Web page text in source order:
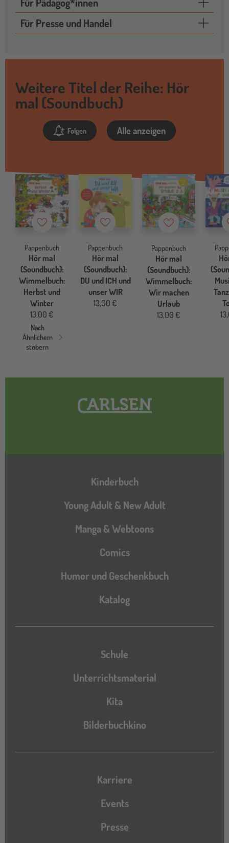
Für Presse und Handel
Weitere Titel der Reihe: Hör
mal (Soundbuch)
Folgen Alle anzeigen
Merkzettel
Pappenbuch
Hör mal
(Soundbuch):
Wimmelbuch:
Herbst und
Winter
13,00 €
Nach
Ähnlichem
stöbern
Merkzettel
Pappenbuch
Hör mal
(Soundbuch):
DU und ICH und
unser WIR
13,00 €
Merkzettel
Pappenbuch
Hör mal
(Soundbuch):
Wimmelbuch:
Wir machen
Urlaub
13,00 €
Hauptnavigation
Kinderbuch
Young Adult & New Adult
Manga & Webtoons
Comics
Humor und Geschenkbuch
Katalog
Katalog
Schule
Unterrichtsmaterial
Kita
Bilderbuchkino
Karriere
Events
Presse